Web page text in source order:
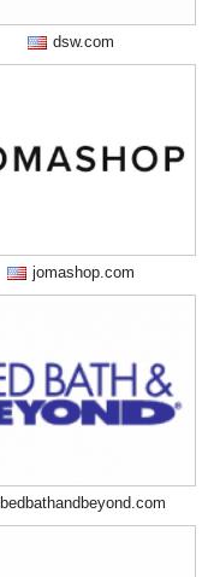
dsw.com
jomashop.com
bedbathandbeyond.com